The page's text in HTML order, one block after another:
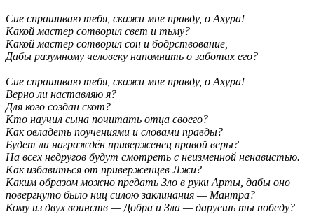
Сие спрашиваю тебя, скажи мне правду, о Ахура!
Какой мастер сотворил свет и тьму?
Какой мастер сотворил сон и бодрствование,
Дабы разумному человеку напомнить о заботах его?
Сие спрашиваю тебя, скажи мне правду, о Ахура!
Верно ли наставляю я?
Для кого создан скот?
Кто научил сына почитать отца своего?
Как овладеть поучениями и словами правды?
Будет ли награждён приверженец правой веры?
На всех недругов будут смотреть с неизменной ненавистью.
Как избавиться от приверженцев Лжи?
Каким образом можно предать Зло в руки Арты, дабы оно
повергнуто было ниц силою заклинания — Мантра?
Кому из двух воинств — Добра и Зла — даруешь ты победу?